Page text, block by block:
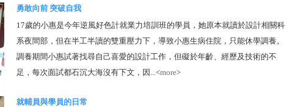
勇敢向前 突破自我
17歲的小惠是今年逆風好色計就業力培訓班的學員，她原本就讀於設計相關科
系夜間部，但在半工半讀的雙重壓力下，導致小惠生病住院，只能休學調養。
調養期間小惠試著找尋自己喜愛的設計工作，但礙於年齡、經歷及技術的不
足，每次面試都石沉大海沒有下文，因...<more>
就輔員與學員的日常